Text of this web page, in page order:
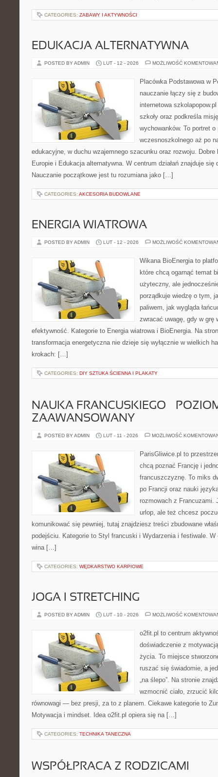
CATEGORIES: ZABAWY I AKTYWNOŚCI
EDUKACJA ALTERNATYWNA
POSTED BY ADMIN LUT - 12 - 2026 MOŻLIWOŚĆ
Placówka Podstawowa w
nauczanie łączy się z
internetowa
szkoły oraz podkreśla
wychowanków. To portret
wczesnoszkolnego aż po
edukacyjne, w duchu wzajemnego szacunku oraz rozwoju.
Europie i Edukacja alternatywna. W centrum działań znajduje
Nauczanie początkowe jest tu rozumiana jako […]
CATEGORIES: AKCESORIA BUDOWLANE
ENERGIA WIATROWA
POSTED BY ADMIN LUT - 12 - 2026 MOŻLIWOŚĆ
Wikana BioEnergia to
które chcą ogarnąć temat
użyteczny, ale
porządkuje wiedzę o tym,
paliwem, jak wygląda
zwracać uwagę, gdy w grę
efektywność. Kategorie to Energia wiatrowa i BioEnergia. Na
transformacja energetyczna nie dzieje się wyłącznie w wielkich
krokach: […]
CATEGORIES: DIY SZTUKA ŚCIENNA I PLAKATY
NAUKA FRANCUSKIEGO –
ZAAWANSOWANY
POSTED BY ADMIN LUT - 11 - 2026 MOŻLIWOŚĆ
ParisGliwice.pl to
chcą poznać Francję i
francuszczyznę. To miks
po Francji oraz nauki
rozmowach z Francuzami.
urlop, ale też chcesz
komunikować się pewniej, tutaj znajdziesz treści zbudowane
podejściu. Kategorie to Styl francuski i Wydarzenia i festiwale.
wina […]
CATEGORIES: WĘDKARSTWO KARPIOWE
JOGA I STRETCHING
POSTED BY ADMIN LUT - 10 - 2026 MOŻLIWOŚĆ
o2fit.pl to centrum
doświadczenie z
życia. To miejsce
ruszać się świadomie, a
„na ślepo”. Na stronie
wzmocnić ciało, zrzucić
równowagi — bez presji, za to z planem. Ciekawe kategorie to
Motywacja i mindset. Idea o2fit.pl opiera się na […]
CATEGORIES: TECHNIKA TANECZNA
WSPÓŁPRACA Z RODZICAMI